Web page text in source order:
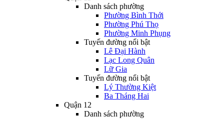
Danh sách phường
Phường Bình Thới
Phường Phú Thọ
Phường Minh Phụng
Tuyến đường nổi bật
Lê Đại Hành
Lạc Long Quân
Lữ Gia
Tuyến đường nổi bật
Lý Thường Kiệt
Ba Tháng Hai
Quận 12
Danh sách phường